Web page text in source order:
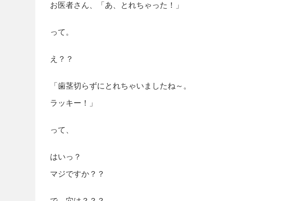
お医者さん、「あ、とれちゃった！」
って。
え？？
「歯茎切らずにとれちゃいましたね～。
ラッキー！」
って、
はいっ？
マジですか？？